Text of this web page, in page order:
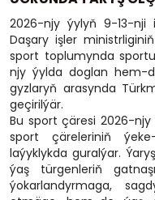
2026-njy ýylyň 9-13-nji
Daşary işler
sport toplumynda
njy ýylda doglan hem-
gyzlaryň arasynda
geçirilýär.
Bu sport çäresi 2026-
sport çäreleriniň
laýyklykda guralýar.
ýaş türgenleriň
ýokarlandyrmaga,